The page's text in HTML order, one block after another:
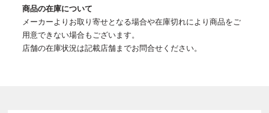
商品の在庫について
メーカーよりお取り寄せとなる場合や在庫切れにより商品をご
用意できない場合もございます。
店舗の在庫状況は記載店舗までお問合せください。